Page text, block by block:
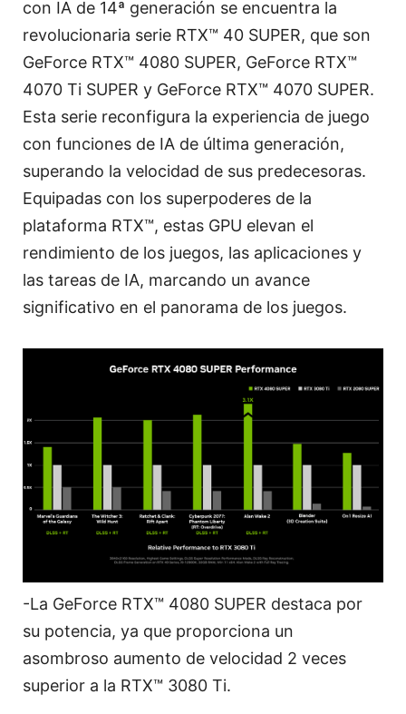
con IA de 14ª generación se encuentra la
revolucionaria serie RTX™ 40 SUPER, que son
GeForce RTX™ 4080 SUPER, GeForce RTX™
4070 Ti SUPER y GeForce RTX™ 4070 SUPER.
Esta serie reconfigura la experiencia de juego
con funciones de IA de última generación,
superando la velocidad de sus predecesoras.
Equipadas con los superpoderes de la
plataforma RTX™, estas GPU elevan el
rendimiento de los juegos, las aplicaciones y
las tareas de IA, marcando un avance
significativo en el panorama de los juegos.
-La GeForce RTX™ 4080 SUPER destaca por
su potencia, ya que proporciona un
asombroso aumento de velocidad 2 veces
superior a la RTX™ 3080 Ti.